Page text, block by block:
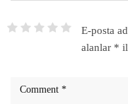
E-posta
alanlar *